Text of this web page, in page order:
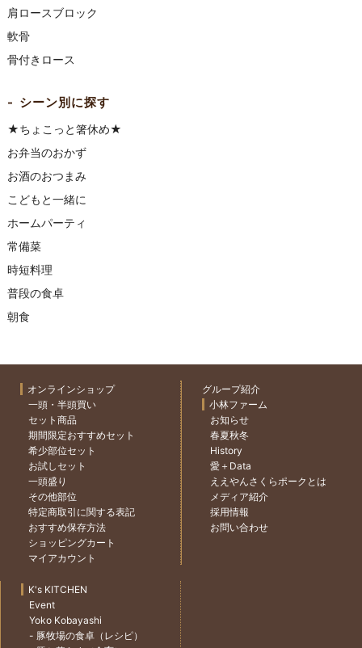
肩ロースブロック
軟骨
骨付きロース
シーン別に探す
★ちょこっと箸休め★
お弁当のおかず
お酒のおつまみ
こどもと一緒に
ホームパーティ
常備菜
時短料理
普段の食卓
朝食
オンラインショップ
一頭・半頭買い
セット商品
期間限定おすすめセット
希少部位セット
お試しセット
一頭盛り
その他部位
特定商取引に関する表記
おすすめ保存方法
ショッピングカート
マイアカウント
グループ紹介
小林ファーム
お知らせ
春夏秋冬
History
愛＋Data
ええやんさくらポークとは
メディア紹介
採用情報
お問い合わせ
K's KITCHEN
Event
Yoko Kobayashi
- 豚牧場の食卓（レシピ）